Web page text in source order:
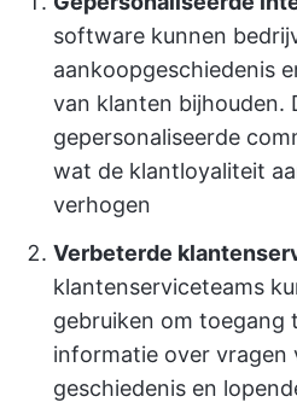
software kunnen
aankoopgeschiedenis
van klanten bijhouden.
gepersonaliseerde
wat de klantloyaliteit
verhogen
Verbeterde
klantenserviceteams
gebruiken om toegang
informatie over vragen
geschiedenis en